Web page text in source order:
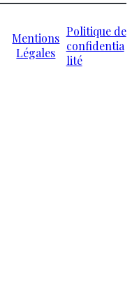
Mentions
Légales
Politique de
confidentia
lité